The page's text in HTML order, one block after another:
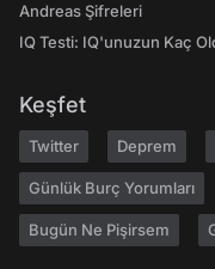
Andreas Şifreleri
IQ Testi: IQ'unuzun Kaç
Keşfet
Twitter Deprem
Günlük Burç Yorumları
Bugün Ne Pişirsem